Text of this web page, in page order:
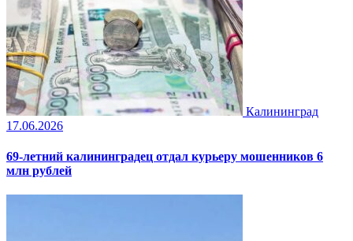
Калининград
17.06.2026
69-летний калининградец отдал курьеру мошенников 6
млн рублей